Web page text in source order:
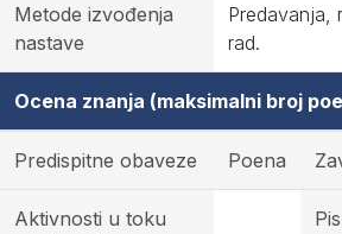
Metode izvođenja
nastave
Predavanja,
rad.
Ocena znanja (maksimalni broj
Predispitne obaveze Poena
Aktivnosti u toku